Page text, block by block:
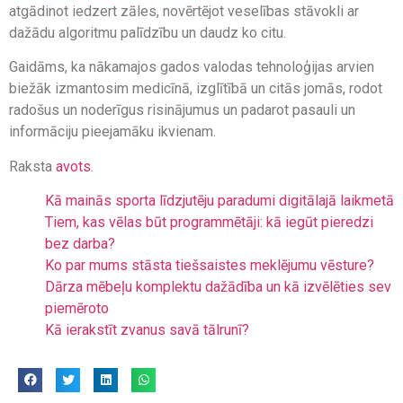
atgādinot iedzert zāles, novērtējot veselības stāvokli ar
dažādu algoritmu palīdzību un daudz ko citu.
Gaidāms, ka nākamajos gados valodas tehnoloģijas arvien
biežāk izmantosim medicīnā, izglītībā un citās jomās, rodot
radošus un noderīgus risinājumus un padarot pasauli un
informāciju pieejamāku ikvienam.
Raksta avots.
Kā mainās sporta līdzjutēju paradumi digitālajā laikmetā
Tiem, kas vēlas būt programmētāji: kā iegūt pieredzi
bez darba?
Ko par mums stāsta tiešsaistes meklējumu vēsture?
Dārza mēbeļu komplektu dažādība un kā izvēlēties sev
piemēroto
Kā ierakstīt zvanus savā tālrunī?